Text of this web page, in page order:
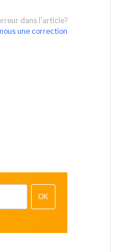
dans l'article?
une correction
OK